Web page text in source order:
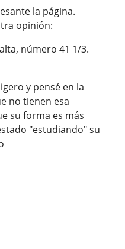
la página.
opinión:
número 41 1/3.
y pensé en la
no tienen esa
su forma es más
"estudiando" su